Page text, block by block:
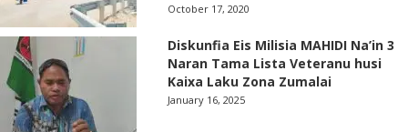
October 17, 2020
Diskunfia Eis Milisia MAHIDI Na’in 3
Naran Tama Lista Veteranu husi
Kaixa Laku Zona Zumalai
January 16, 2025